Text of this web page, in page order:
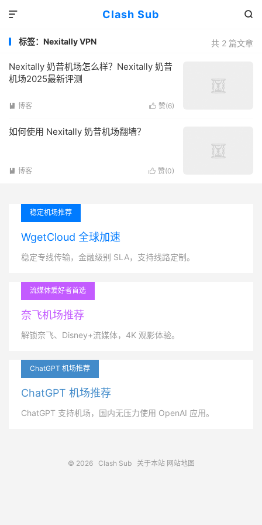
Clash Sub 

共 2 篇文章
标签：Nexitally VPN
Nexitally 奶昔机场怎么样？Nexitally 奶昔
机场2025最新评测
 赞(6)
 博客
如何使用 Nexitally 奶昔机场翻墙？
 赞(0)
 博客
稳定机场推荐
WgetCloud 全球加速
稳定专线传输，金融级别 SLA，支持线路定制。
流媒体爱好者首选
奈飞机场推荐
解锁奈飞、Disney+流媒体，4K 观影体验。
ChatGPT 机场推荐
ChatGPT 机场推荐
ChatGPT 支持机场，国内无压力使用 OpenAI 应用。
© 2026 Clash Sub 关于本站 网站地图